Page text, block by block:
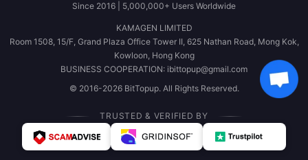
Since 2016 | 5,000,000+ Users Worldwide
KAMAGEN LIMITED
Room 1508, 15/F, Grand Plaza Office Tower II, 625 Nathan Road, Mong Kok,
Kowloon, Hong Kong
BUSINESS COOPERATION: ibittopup@gmail.com
© 2016-2026 BitTopup. All Rights Reserved.
TRUSTED & VERIFIED BY